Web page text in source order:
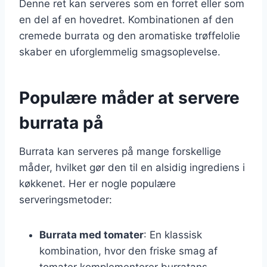
Denne ret kan serveres som en forret eller som
en del af en hovedret. Kombinationen af den
cremede burrata og den aromatiske trøffelolie
skaber en uforglemmelig smagsoplevelse.
Populære måder at servere
burrata på
Burrata kan serveres på mange forskellige
måder, hvilket gør den til en alsidig ingrediens i
køkkenet. Her er nogle populære
serveringsmetoder:
Burrata med tomater: En klassisk
kombination, hvor den friske smag af